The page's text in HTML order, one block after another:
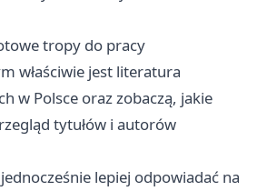
tropy do pracy
właściwie jest literatura
w Polsce oraz zobaczą, jakie
tytułów i autorów
lepiej odpowiadać na